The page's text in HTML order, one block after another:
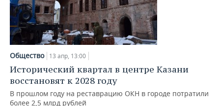
Общество 13 апр, 13:00
Исторический квартал в центре Казани
восстановят к 2028 году
В прошлом году на реставрацию ОКН в городе потратили
более 2,5 млрд рублей